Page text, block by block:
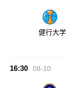
健行大学
16:30 08-10